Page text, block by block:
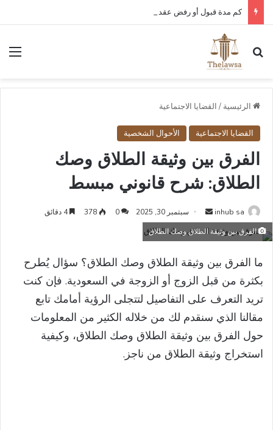
كم مدة قبول أو رفض عقد العمل الإلكتروني في قوى؟
بحث عن
الرئيسية / القضايا الاجتماعية
القضايا الاجتماعية الأحوال الشخصية
الفرق بين وثيقة الطلاق وصك
الطلاق: شرح قانوني مبسط
inhub sa
أرسل
بريدا
إلكترونيا
سبتمبر 30, 2025 0
378
4 دقائق
الفرق بين وثيقة الطلاق وصك الطلاق
ما الفرق بين وثيقة الطلاق وصك الطلاق؟ سؤال يُطرح
بكثرة من قبل الزوج أو الزوجة في السعودية. فإن كنت
تريد التعرف على التفاصيل لتتجلى الرؤية أمامك تابع
مقالنا الذي سنقدم لك من خلاله الكثير من المعلومات
حول الفرق بين وثيقة الطلاق وصك الطلاق، وكيفية
استخراج وثيقة الطلاق من ناجز.